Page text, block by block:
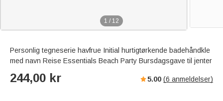
1 / 12
Personlig tegneserie havfrue Initial hurtigtørkende badehåndkle
med navn Reise Essentials Beach Party Bursdagsgave til jenter
244,00 kr 5.00 (6 anmeldelser)